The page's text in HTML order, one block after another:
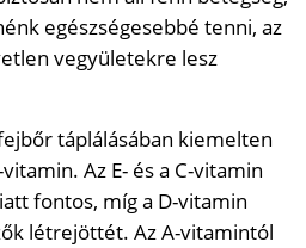
egészségesebbé tenni, az
vegyületekre lesz
táplálásában kiemelten
Az E- és a C-vitamin
fontos, míg a D-vitamin
létrejöttét. Az A-vitamintól